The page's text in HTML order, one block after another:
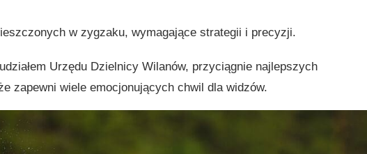
w zygzaku, wymagające strategii i precyzji.
Urzędu Dzielnicy Wilanów, przyciągnie najlepszych
zapewni wiele emocjonujących chwil dla widzów.